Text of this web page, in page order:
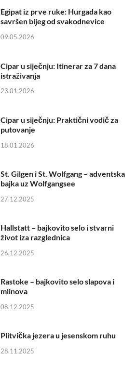
Egipat iz prve ruke: Hurgada kao
savršen bijeg od svakodnevice
09.05.2026
Cipar u siječnju: Itinerar za 7 dana
istraživanja
23.01.2026
Cipar u siječnju: Praktični vodič za
putovanje
18.01.2026
St. Gilgen i St. Wolfgang – adventska
bajka uz Wolfgangsee
27.12.2025
Hallstatt – bajkovito selo i stvarni
život iza razglednica
26.12.2025
Rastoke – bajkovito selo slapova i
mlinova
08.12.2025
Plitvička jezera u jesenskom ruhu
28.11.2025